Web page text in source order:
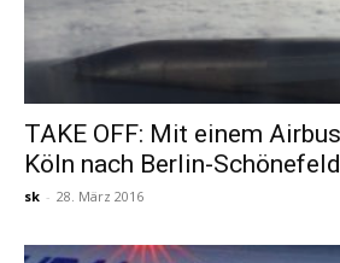
TAKE OFF: Mit einem
Köln nach Berlin-Schönefeld
sk - 28. März 2016